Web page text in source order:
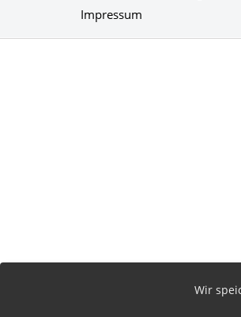
Impressum
Wir